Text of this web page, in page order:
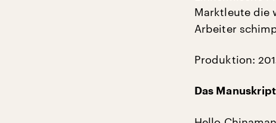
Marktleute die
Arbeiter
Produktion:
Das